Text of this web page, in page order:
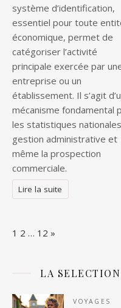
système d’identification,
essentiel pour toute
économique, permet de
catégoriser l’activité
principale exercée par
entreprise ou un
établissement. Il s’agit
mécanisme fondamental
les statistiques
gestion administrative et
même la prospection
commerciale.
Lire la suite
Page:
1 2 … 12 Next
»
LA
VOYAGES